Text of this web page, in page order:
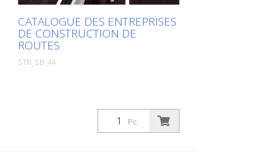
CATALOGUE DES ENTREPRISES
DE CONSTRUCTION DE
ROUTES
STR_SB_44
Pc.